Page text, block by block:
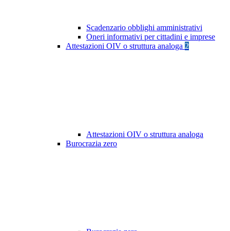
Scadenzario obblighi amministrativi
Oneri informativi per cittadini e imprese
Attestazioni OIV o struttura analoga 2
Attestazioni OIV o struttura analoga
Burocrazia zero